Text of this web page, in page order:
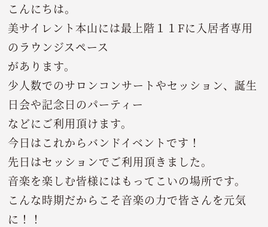
こんにちは。
美サイレント本山には最上階１１Fに入居者専用
のラウンジスペース
があります。
少人数でのサロンコンサートやセッション、誕生
日会や記念日のパーティー
などにご利用頂けます。
今日はこれからバンドイベントです！
先日はセッションでご利用頂きました。
音楽を楽しむ皆様にはもってこいの場所です。
こんな時期だからこそ音楽の力で皆さんを元気
に！！